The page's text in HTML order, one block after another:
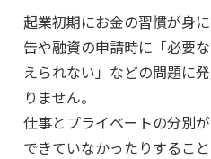
起業初期にお金の習慣が身
告や融資の申請時に「必要
えられない」などの問題に
りません。
仕事とプライベートの分別
できていなかったりするこ